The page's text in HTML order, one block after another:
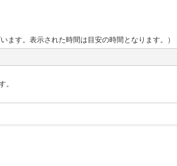
ます。表示された時間は目安の時間となります。）
。